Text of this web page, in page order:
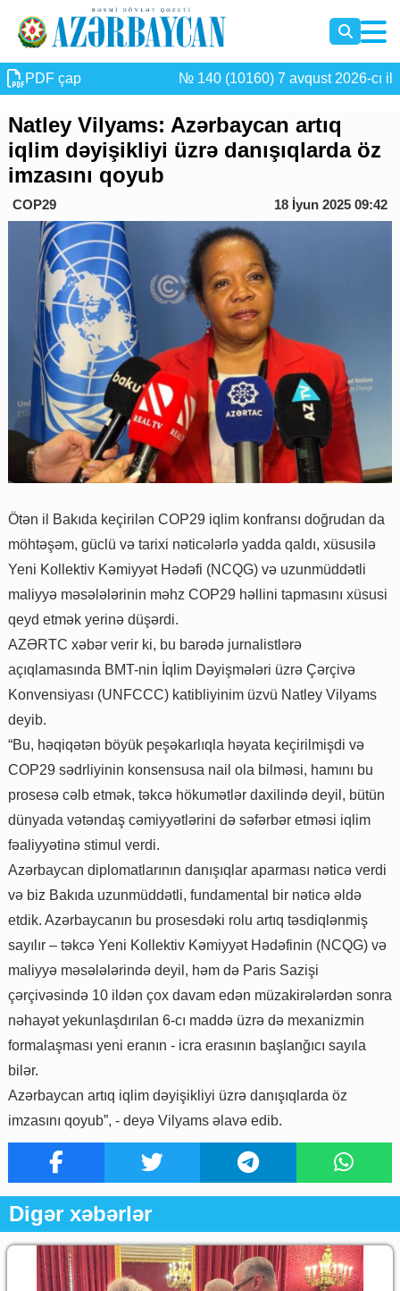
PDF çap № 140 (10160) 7 avqust 2026-cı il
Natley Vilyams: Azərbaycan artıq
iqlim dəyişikliyi üzrə danışıqlarda öz
imzasını qoyub
COP29 18 İyun 2025 09:42
Ötən il Bakıda keçirilən COP29 iqlim konfransı doğrudan da
möhtəşəm, güclü və tarixi nəticələrlə yadda qaldı, xüsusilə
Yeni Kollektiv Kəmiyyət Hədəfi (NCQG) və uzunmüddətli
maliyyə məsələlərinin məhz COP29 həllini tapmasını xüsusi
qeyd etmək yerinə düşərdi.
AZƏRTC xəbər verir ki, bu barədə jurnalistlərə
açıqlamasında BMT-nin İqlim Dəyişmələri üzrə Çərçivə
Konvensiyası (UNFCCC) katibliyinim üzvü Natley Vilyams
deyib.
“Bu, həqiqətən böyük peşəkarlıqla həyata keçirilmişdi və
COP29 sədrliyinin konsensusa nail ola bilməsi, hamını bu
prosesə cəlb etmək, təkcə hökumətlər daxilində deyil, bütün
dünyada vətəndaş cəmiyyətlərini də səfərbər etməsi iqlim
fəaliyyətinə stimul verdi.
Azərbaycan diplomatlarının danışıqlar aparması nəticə verdi
və biz Bakıda uzunmüddətli, fundamental bir nəticə əldə
etdik. Azərbaycanın bu prosesdəki rolu artıq təsdiqlənmiş
sayılır – təkcə Yeni Kollektiv Kəmiyyət Hədəfinin (NCQG) və
maliyyə məsələlərində deyil, həm də Paris Sazişi
çərçivəsində 10 ildən çox davam edən müzakirələrdən sonra
nəhayət yekunlaşdırılan 6-cı maddə üzrə də mexanizmin
formalaşması yeni eranın - icra erasının başlanğıcı sayıla
bilər.
Azərbaycan artıq iqlim dəyişikliyi üzrə danışıqlarda öz
imzasını qoyub”, - deyə Vilyams əlavə edib.
Digər xəbərlər